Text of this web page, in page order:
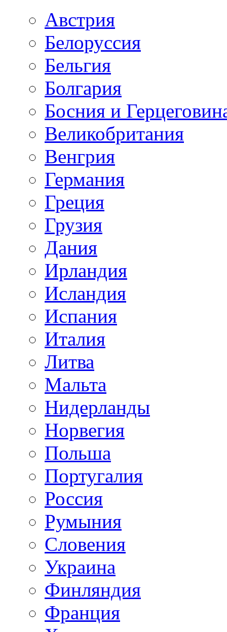
Австрия
Белоруссия
Бельгия
Болгария
Босния и
Великобритания
Венгрия
Германия
Греция
Грузия
Дания
Ирландия
Исландия
Испания
Италия
Литва
Мальта
Нидерланды
Норвегия
Польша
Португалия
Россия
Румыния
Словения
Украина
Финляндия
Франция